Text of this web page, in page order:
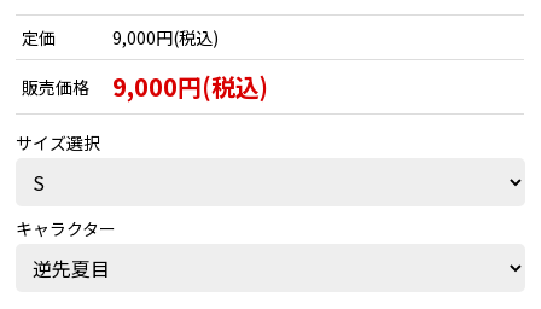
定価 9,000円(税込)
販売価格 9,000円(税込)
サイズ選択
キャラクター